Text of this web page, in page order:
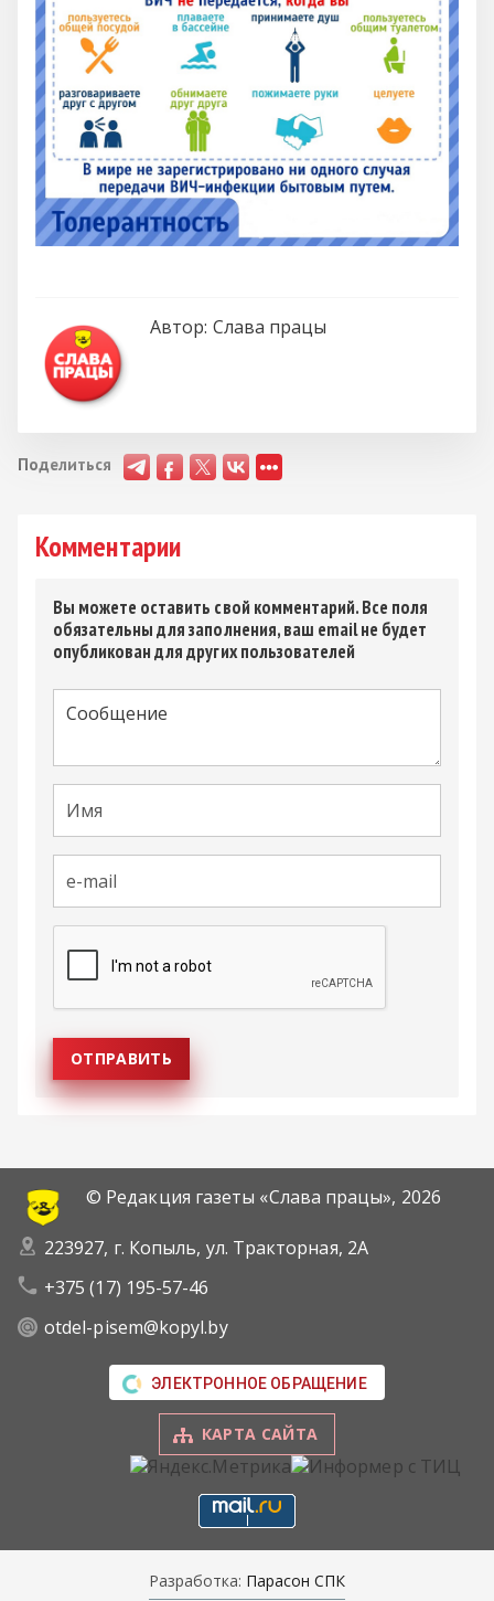
Автор: Слава працы
Поделиться
Комментарии
Вы можете оставить свой комментарий. Все поля
обязательны для заполнения, ваш email не будет
опубликован для других пользователей
© Редакция газеты «Слава працы», 2026
223927, г. Копыль, ул. Тракторная, 2А
+375 (17) 195-57-46
otdel-pisem@kopyl.by
ЭЛЕКТРОННОЕ ОБРАЩЕНИЕ
КАРТА САЙТА
Разработка: Парасон СПК